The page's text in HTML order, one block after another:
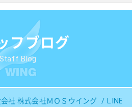
フブログ
Staff Blog
社 株式会社ＭＯＳウイング